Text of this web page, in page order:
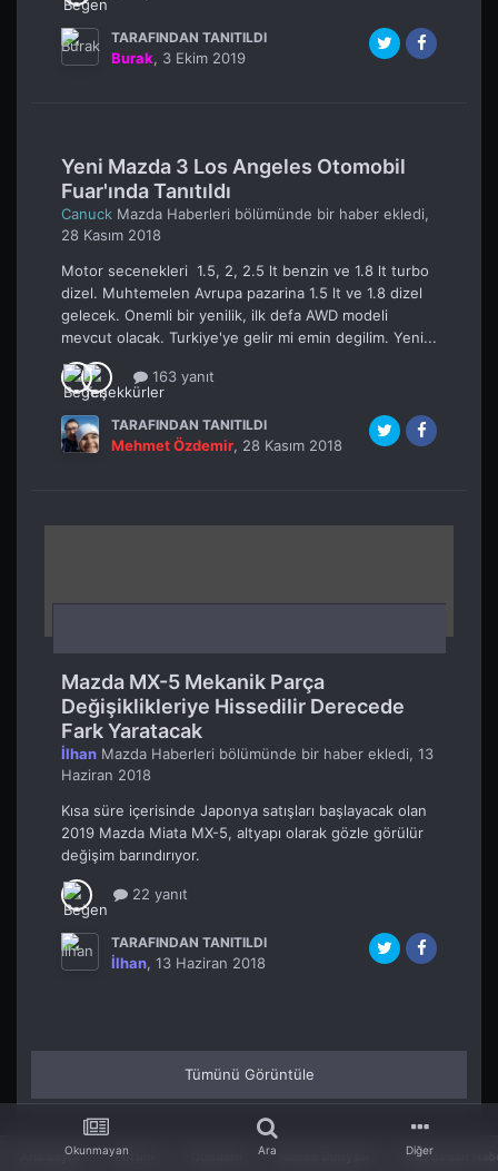
TARAFINDAN TANITILDI
Burak, 3 Ekim 2019
Yeni Mazda 3 Los Angeles Otomobil
Fuar'ında Tanıtıldı
Canuck Mazda Haberleri bölümünde bir haber ekledi,
28 Kasım 2018
Motor secenekleri 1.5, 2, 2.5 lt benzin ve 1.8 lt turbo
dizel. Muhtemelen Avrupa pazarina 1.5 lt ve 1.8 dizel
gelecek. Onemli bir yenilik, ilk defa AWD modeli
mevcut olacak. Turkiye'ye gelir mi emin degilim. Yeni...
163 yanıt
TARAFINDAN TANITILDI
Mehmet Özdemir, 28 Kasım 2018
Mazda MX-5 Mekanik Parça
Değişiklikleriye Hissedilir Derecede
Fark Yaratacak
İlhan Mazda Haberleri bölümünde bir haber ekledi, 13
Haziran 2018
Kısa süre içerisinde Japonya satışları başlayacak olan
2019 Mazda Miata MX-5, altyapı olarak gözle görülür
değişim barındırıyor.
22 yanıt
TARAFINDAN TANITILDI
İlhan, 13 Haziran 2018
Tümünü Görüntüle
Ana Sayfa Forum Mazda'dan
Okunmayan Ara Diğer